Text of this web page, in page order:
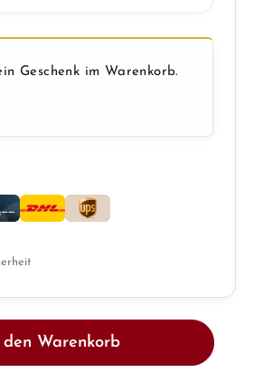
Geschenk im Warenkorb.
Wert ein oder
den Warenkorb